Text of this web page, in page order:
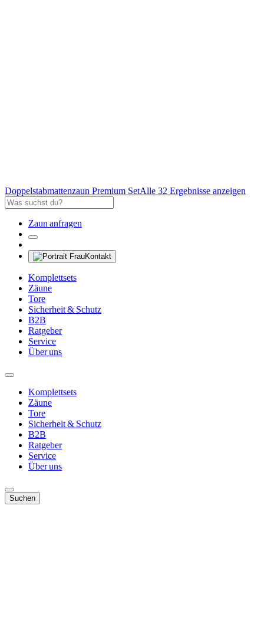
Doppelstabmattenzaun Premium SetAlle 32 Ergebnisse anzeigen
Zaun anfragen
Kontakt
Komplettsets
Zäune
Tore
Sicherheit & Schutz
B2B
Ratgeber
Service
Über uns
Komplettsets
Zäune
Tore
Sicherheit & Schutz
B2B
Ratgeber
Service
Über uns
Suchen